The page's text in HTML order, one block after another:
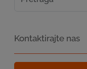
Kontaktirajte nas